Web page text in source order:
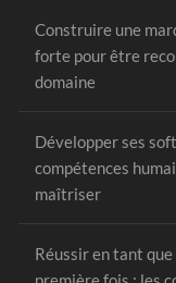
Construire une
forte pour être
domaine
Développer ses
compétences
maîtriser
Réussir en tant